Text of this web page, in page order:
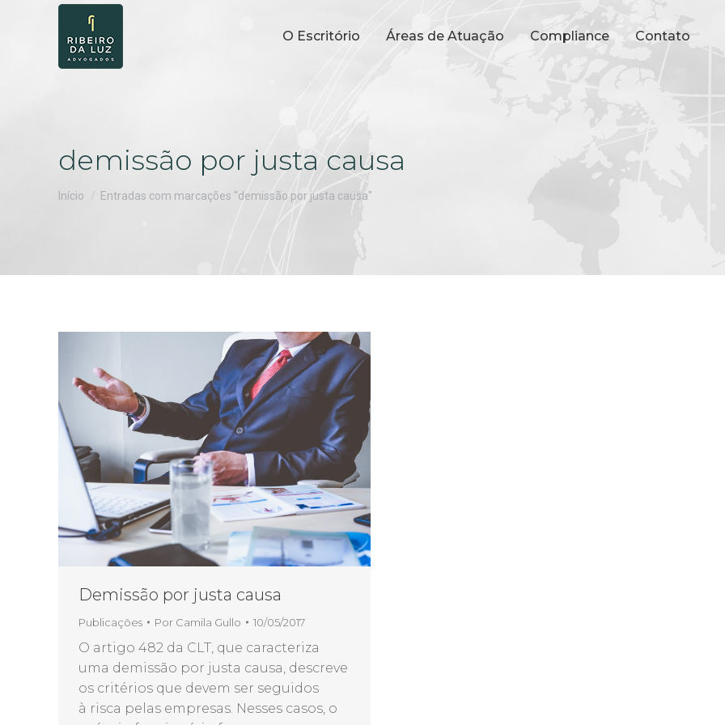
O Escritório Áreas de Atuação Compliance Contato
demissão por justa causa
Você está aqui:
Início Entradas com marcações "demissão por justa causa"
Demissão por justa causa
Publicações Por Camila Gullo 10/05/2017
O artigo 482 da CLT, que caracteriza
uma demissão por justa causa, descreve
os critérios que devem ser seguidos
à risca pelas empresas. Nesses casos, o